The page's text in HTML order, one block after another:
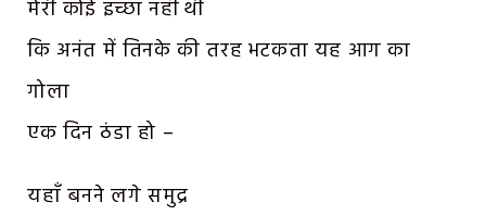
मेरी कोई इच्छा नहीं थी
कि अनंत में तिनके की तरह भटकता यह आग का
गोला
एक दिन ठंडा हो –
यहाँ बनने लगे समुद्र